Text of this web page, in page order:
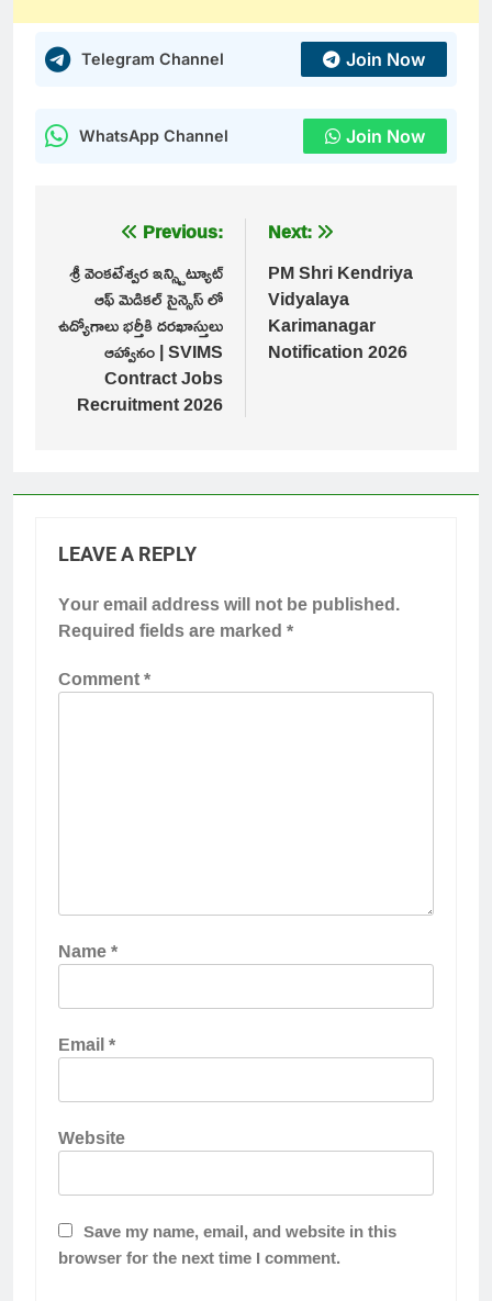
Telegram Channel Join Now
WhatsApp Channel Join Now
navigation
Previous:
శ్రీ వెంకటేశ్వర ఇన్స్టిట్యూట్
ఆఫ్ మెడికల్ సైన్సెస్ లో
ఉద్యోగాలు భర్తీకి దరఖాస్తులు
ఆహ్వానం | SVIMS
Contract Jobs
Recruitment 2026
Next:
PM Shri Kendriya
Vidyalaya
Karimanagar
Notification 2026
LEAVE A REPLY
Your email address will not be published.
Required fields are marked*
Comment*
Name*
Email*
Website
Save my name, email, and website in this
browser for the next time I comment.